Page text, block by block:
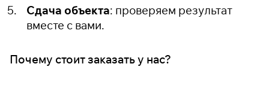
Сдача объекта: проверяем результат
вместе с вами.
Почему стоит заказать у нас?